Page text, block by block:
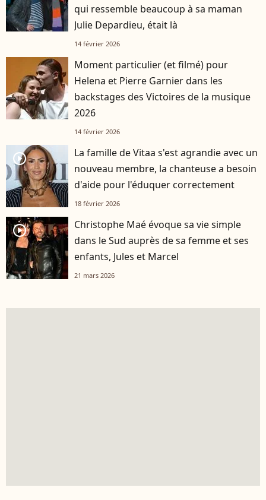
qui ressemble beaucoup à sa maman
Julie Depardieu, était là
14 février 2026
Moment particulier (et filmé) pour
Helena et Pierre Garnier dans les
backstages des Victoires de la musique
2026
14 février 2026
player2
La famille de Vitaa s'est agrandie avec un
nouveau membre, la chanteuse a besoin
d'aide pour l'éduquer correctement
18 février 2026
player2
Christophe Maé évoque sa vie simple
dans le Sud auprès de sa femme et ses
enfants, Jules et Marcel
21 mars 2026